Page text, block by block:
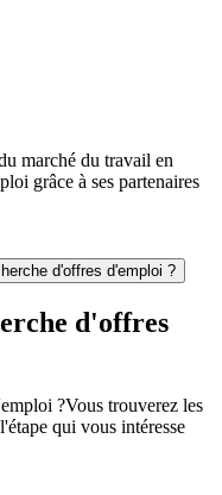
marché du travail en
grâce à ses partenaires
d'offres d'emploi ?
d'offres
?Vous trouverez les
qui vous intéresse